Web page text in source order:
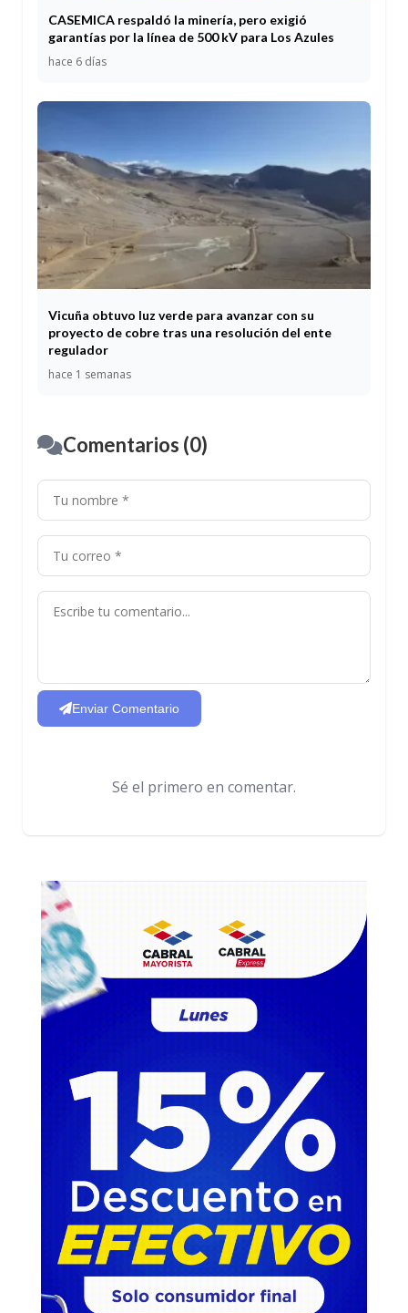
CASEMICA respaldó la minería, pero exigió
garantías por la línea de 500 kV para Los Azules
hace 6 días
Vicuña obtuvo luz verde para avanzar con su
proyecto de cobre tras una resolución del ente
regulador
hace 1 semanas
Comentarios (0)
Enviar Comentario
Sé el primero en comentar.